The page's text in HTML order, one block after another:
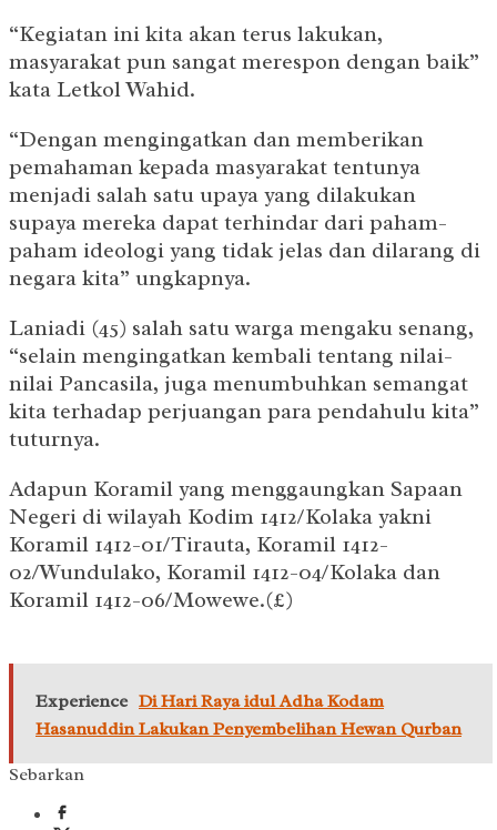
“Kegiatan ini kita akan terus lakukan,
masyarakat pun sangat merespon dengan baik”
kata Letkol Wahid.
“Dengan mengingatkan dan memberikan
pemahaman kepada masyarakat tentunya
menjadi salah satu upaya yang dilakukan
supaya mereka dapat terhindar dari paham-
paham ideologi yang tidak jelas dan dilarang di
negara kita” ungkapnya.
Laniadi (45) salah satu warga mengaku senang,
“selain mengingatkan kembali tentang nilai-
nilai Pancasila, juga menumbuhkan semangat
kita terhadap perjuangan para pendahulu kita”
tuturnya.
Adapun Koramil yang menggaungkan Sapaan
Negeri di wilayah Kodim 1412/Kolaka yakni
Koramil 1412-01/Tirauta, Koramil 1412-
02/Wundulako, Koramil 1412-04/Kolaka dan
Koramil 1412-06/Mowewe.(£)
Experience Di Hari Raya idul Adha Kodam
Hasanuddin Lakukan Penyembelihan Hewan Qurban
Sebarkan